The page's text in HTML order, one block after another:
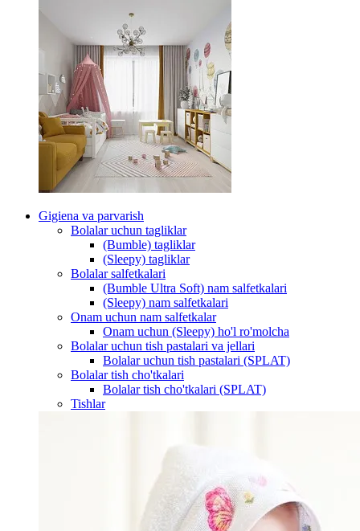
Gigiena va parvarish
Bolalar uchun tagliklar
(Bumble) tagliklar
(Sleepy) tagliklar
Bolalar salfetkalari
(Bumble Ultra Soft) nam salfetkalari
(Sleepy) nam salfetkalari
Onam uchun nam salfetkalar
Onam uchun (Sleepy) ho'l ro'molcha
Bolalar uchun tish pastalari va jellari
Bolalar uchun tish pastalari (SPLAT)
Bolalar tish cho'tkalari
Bolalar tish cho'tkalari (SPLAT)
Tishlar